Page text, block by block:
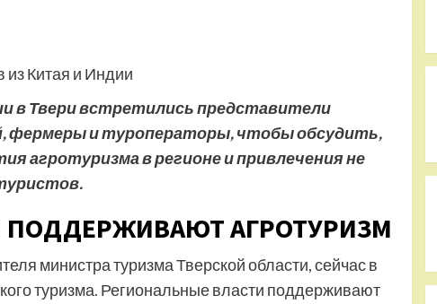
в Твери встретились представители
фермеры и туроператоры, чтобы обсудить,
агротуризма в регионе и привлечения не
ПОДДЕРЖИВАЮТ АГРОТУРИЗМ
министра туризма Тверской области, сейчас в
туризма. Региональные власти поддерживают